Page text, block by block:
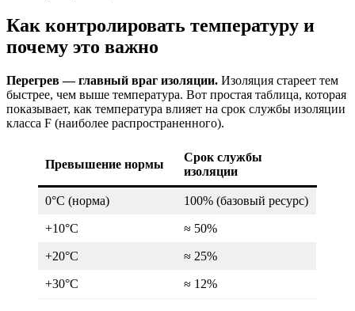
Как контролировать температуру и
почему это важно
Перегрев — главный враг изоляции. Изоляция стареет тем
быстрее, чем выше температура. Вот простая таблица, которая
показывает, как температура влияет на срок службы изоляции
класса F (наиболее распространенного).
Превышение нормы
Срок службы
изоляции
0°C (норма) 100% (базовый ресурс)
+10°C ≈ 50%
+20°C ≈ 25%
+30°C ≈ 12%